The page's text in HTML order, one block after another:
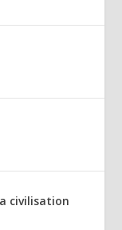
civilisation